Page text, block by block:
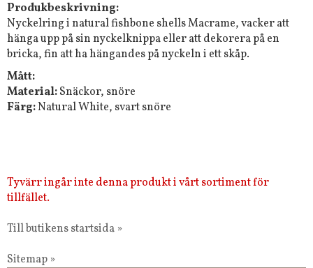
Produkbeskrivning:
Nyckelring i natural fishbone shells Macrame, vacker att
hänga upp på sin nyckelknippa eller att dekorera på en
bricka, fin att ha hängandes på nyckeln i ett skåp.
Mått:
Material:Snäckor, snöre
Färg:Natural White, svart snöre
Tyvärr ingår inte denna produkt i vårt sortiment för
tillfället.
Till butikens startsida »
Sitemap »